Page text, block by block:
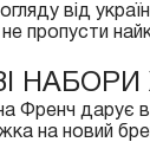
від
пропусти
Френч дарує
на новий